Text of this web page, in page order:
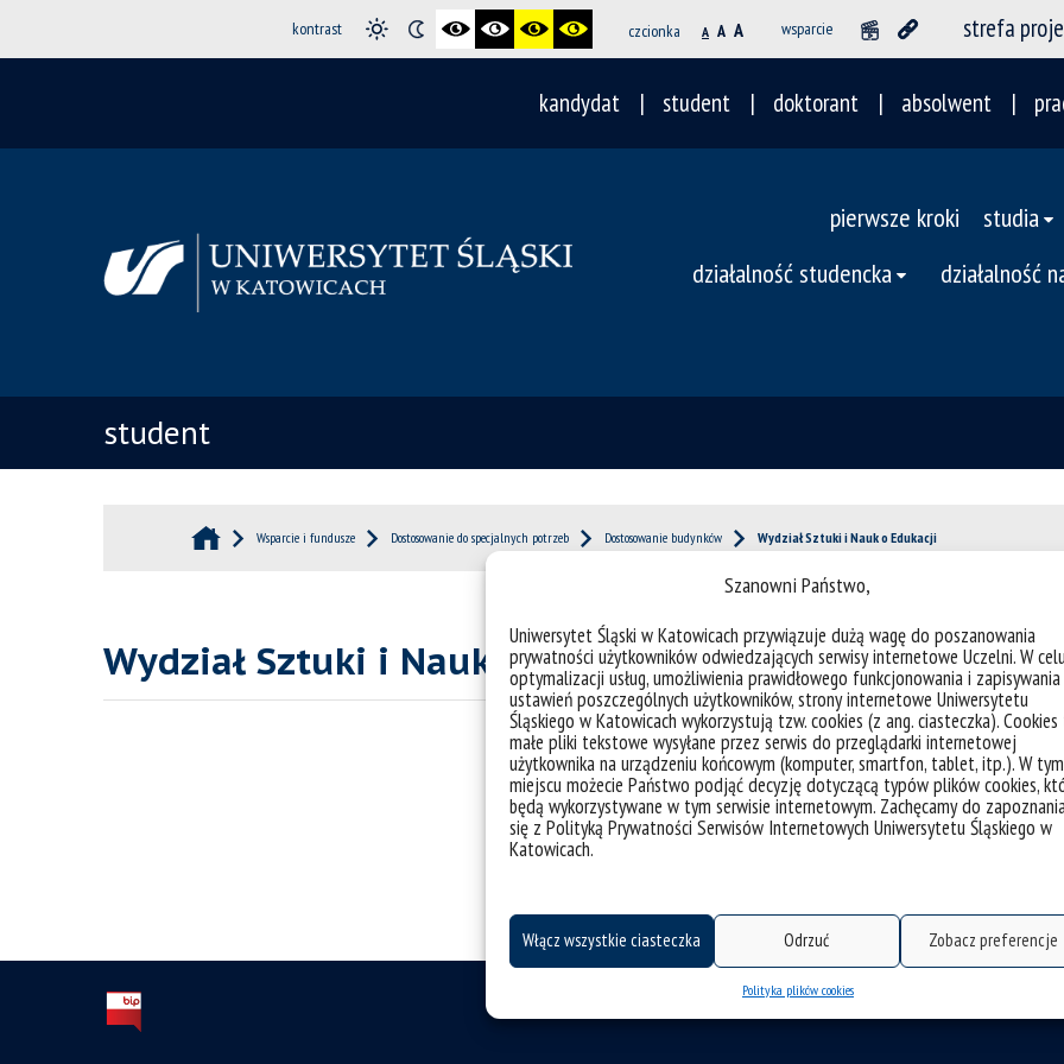
Szanowni Państwo,
Uniwersytet Śląski w Katowicach przywiązuje dużą wagę do poszanowania
prywatności użytkowników odwiedzających serwisy internetowe Uczelni. W
optymalizacji usług, umożliwienia prawidłowego funkcjonowania i zapisywania
ustawień poszczególnych użytkowników, strony internetowe Uniwersytetu
Śląskiego w Katowicach wykorzystują tzw. cookies (z ang. ciasteczka).
małe pliki tekstowe wysyłane przez serwis do przeglądarki internetowej
użytkownika na urządzeniu końcowym (komputer, smartfon, tablet, itp.). W tym
miejscu możecie Państwo podjąć decyzję dotyczącą typów plików cookies,
będą wykorzystywane w tym serwisie internetowym. Zachęcamy do
się z Polityką Prywatności Serwisów Internetowych Uniwersytetu Śląskiego w
Katowicach.
Włącz wszystkie ciasteczka Odrzuć Zobacz preferencje
Polityka plików cookies
kontrast czcionka A A A wsparcie strefa
kandydat student doktorant absolwent
pierwsze kroki studia
działalność studencka
działalność
student
Wsparcie i fundusze Dostosowanie do specjalnych potrzeb Dostosowanie budynków Wydział Sztuki i Nauk o Edukacji
Wydział Sztuki i Nauk o Edukacji
Cieszyn, ul. Bielska 62
Cieszyn, ul. Niemcewicza 6